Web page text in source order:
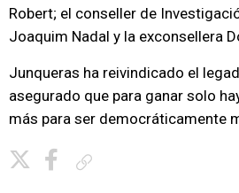
Robert; el conseller de
Joaquim Nadal y la exconsellera
Junqueras ha reivindicado el
asegurado que para ganar solo
más para ser democráticamente